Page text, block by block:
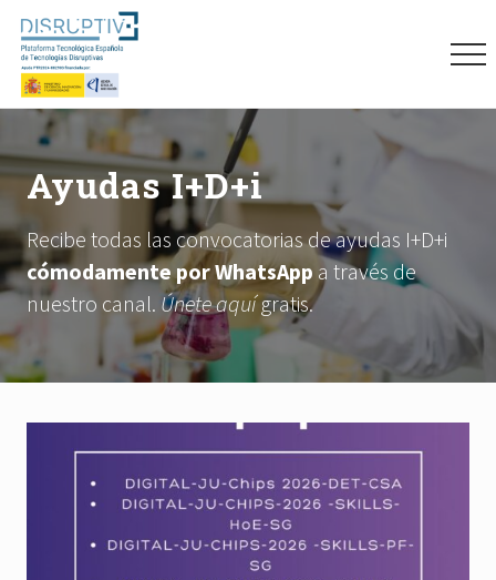
Menu
Skip
main
content
Skip
primary
sidebar
Skip
footer
Ayudas I+D+i
Recibe todas las convocatorias de ayudas I+D+i
cómodamente por WhatsApp a través de
nuestro canal. Únete aquígratis.